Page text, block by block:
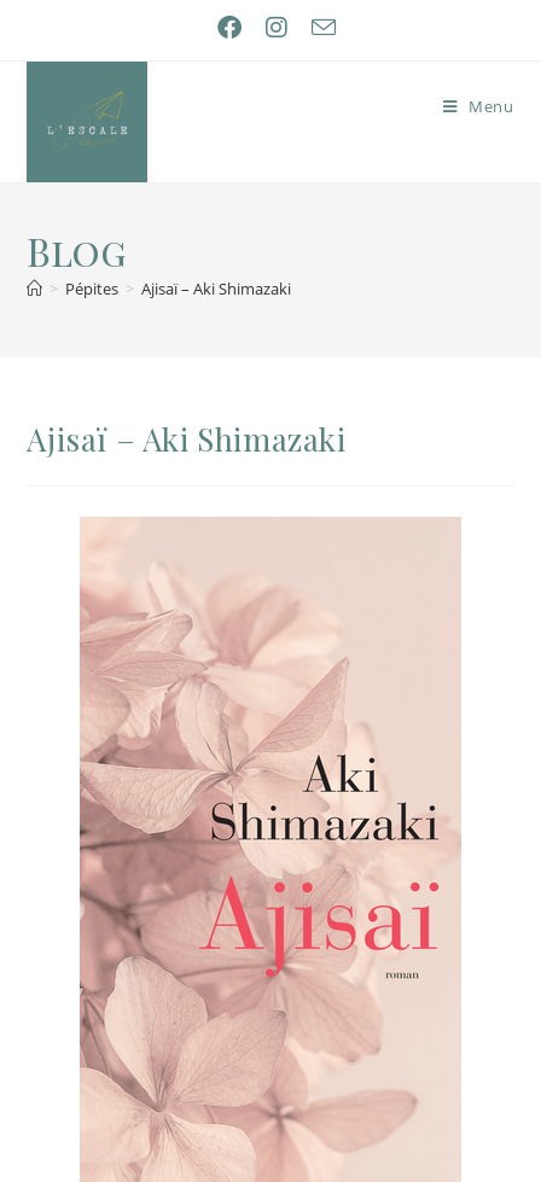
Menu
Blog
> Pépites > Ajisaï – Aki Shimazaki
Ajisaï – Aki Shimazaki